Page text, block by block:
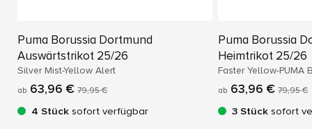
Puma Borussia Dortmund
Auswärtstrikot 25/26
Silver Mist-Yellow Alert
ab 63,96 € 79,95 €
4 Stück sofort verfügbar
Puma Borussia
Heimtrikot 25/26
Faster Yellow-PUMA
ab 63,96 € 79,95 €
3 Stück sofort